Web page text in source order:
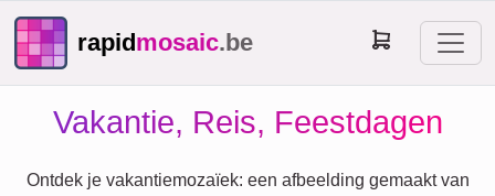
rapidmosaic.be
Vakantie, Reis, Feestdagen
Ontdek je vakantiemozaïek: een afbeelding gemaakt van